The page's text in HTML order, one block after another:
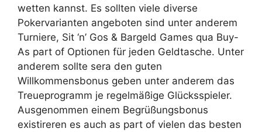
wetten kannst. Es sollten viele diverse
Pokervarianten angeboten sind unter anderem
Turniere, Sit ‘n’ Gos & Bargeld Games qua Buy-
As part of Optionen für jeden Geldtasche. Unter
anderem sollte sera den guten
Willkommensbonus geben unter anderem das
Treueprogramm je regelmäßige Glücksspieler.
Ausgenommen einem Begrüßungsbonus
existireren es auch as part of vielen das besten